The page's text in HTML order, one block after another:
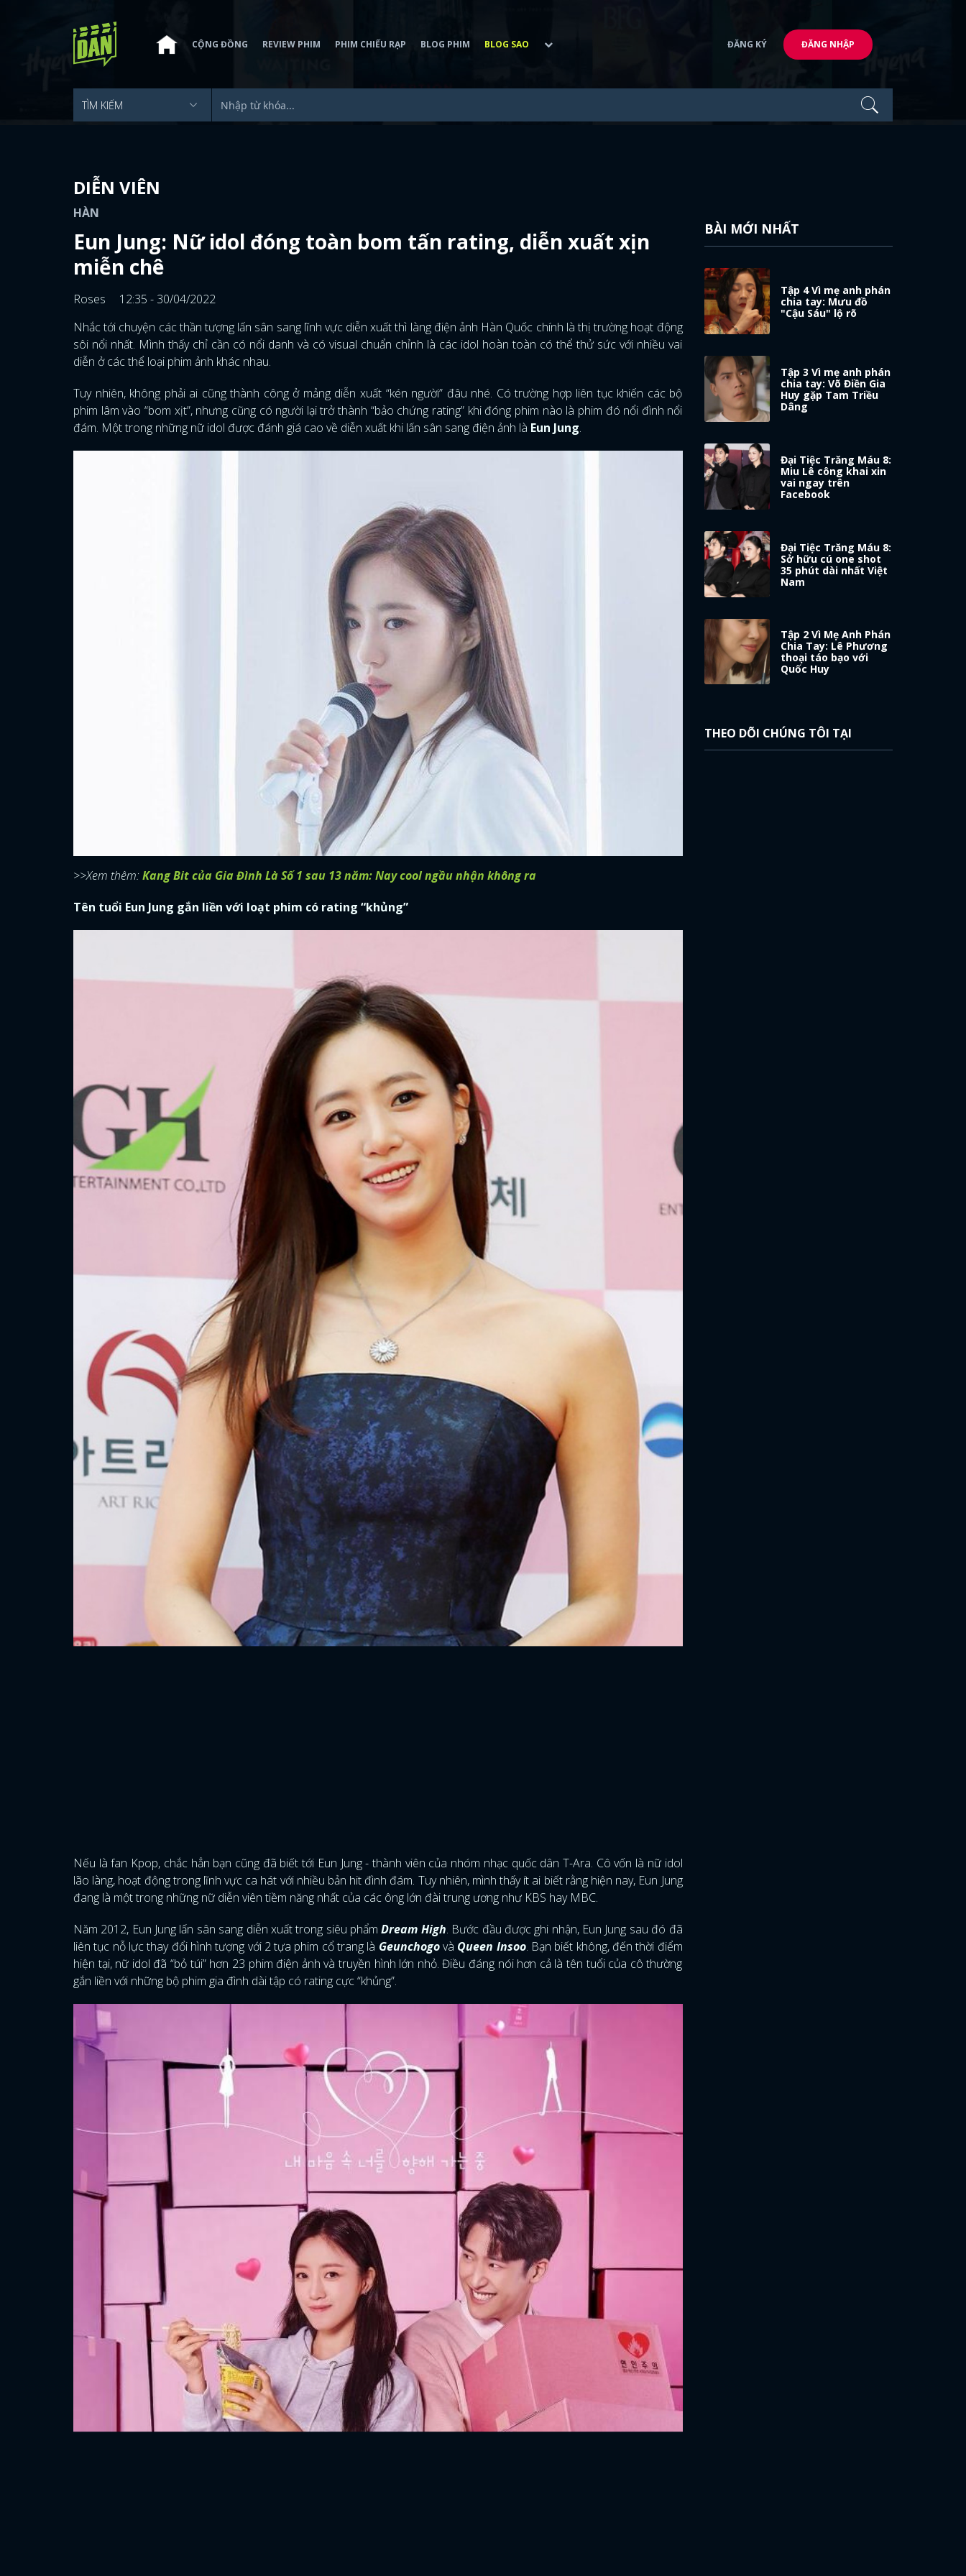
ĐĂNG NHẬP
FACEBOOK GOOGLE
CỘNG ĐỒNG REVIEW PHIM PHIM CHIẾU RẠP BLOG PHIM BLOG SAO ĐĂNG KÝ ĐĂNG NHẬP
DIỄN VIÊN
HÀN
Eun Jung: Nữ idol đóng toàn bom tấn rating, diễn xuất xịn
miễn chê
Roses
12:35 - 30/04/2022
Nhắc tới chuyện các thần tượng lấn sân sang lĩnh vực diễn xuất thì làng điện ảnh Hàn Quốc chính là thị trường hoạt động
sôi nổi nhất. Mình thấy chỉ cần có nổi danh và có visual chuẩn chỉnh là các idol hoàn toàn có thể thử sức với nhiều vai
diễn ở các thể loại phim ảnh khác nhau.
Tuy nhiên, không phải ai cũng thành công ở mảng diễn xuất “kén người” đâu nhé. Có trường hợp liên tục khiến các bộ
phim lâm vào “bom xịt”, nhưng cũng có người lại trở thành “bảo chứng rating” khi đóng phim nào là phim đó nổi đình nổi
đám. Một trong những nữ idol được đánh giá cao về diễn xuất khi lấn sân sang điện ảnh là Eun Jung.
>>Xem thêm:Kang Bit của Gia Đình Là Số 1 sau 13 năm: Nay cool ngầu nhận không ra
Tên tuổi Eun Jung gắn liền với loạt phim có rating “khủng”
Nếu là fan Kpop, chắc hẳn bạn cũng đã biết tới Eun Jung - thành viên của nhóm nhạc quốc dân T-Ara. Cô vốn là nữ idol
lão làng, hoạt động trong lĩnh vực ca hát với nhiều bản hit đình đám. Tuy nhiên, mình thấy ít ai biết rằng hiện nay, Eun Jung
đang là một trong những nữ diễn viên tiềm năng nhất của các ông lớn đài trung ương như KBS hay MBC.
Năm 2012, Eun Jung lấn sân sang diễn xuất trong siêu phẩmDream High. Bước đầu được ghi nhận, Eun Jung sau đó đã
liên tục nỗ lực thay đổi hình tượng với 2 tựa phim cổ trang là Geunchogovà Queen Insoo. Bạn biết không, đến thời điểm
hiện tại, nữ idol đã “bỏ túi” hơn 23 phim điện ảnh và truyền hình lớn nhỏ. Điều đáng nói hơn cả là tên tuổi của cô thường
gắn liền với những bộ phim gia đình dài tập có rating cực “khủng”.
BÀI MỚI NHẤT
Tập 4 Vì mẹ anh phán
chia tay: Mưu đồ
"Cậu Sáu" lộ rõ
Tập 3 Vì mẹ anh phán
chia tay: Võ Điền Gia
Huy gặp Tam Triều
Dâng
Đại Tiệc Trăng Máu 8:
Miu Lê công khai xin
vai ngay trên
Facebook
Đại Tiệc Trăng Máu 8:
Sở hữu cú one shot
35 phút dài nhất Việt
Nam
Tập 2 Vì Mẹ Anh Phán
Chia Tay: Lê Phương
thoại táo bạo với
Quốc Huy
THEO DÕI CHÚNG TÔI TẠI